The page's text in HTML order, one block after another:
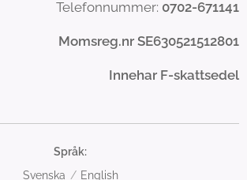
Telefonnummer: 0702-671141
Momsreg.nr SE630521512801
Innehar F-skattsedel
Språk
Svenska
English